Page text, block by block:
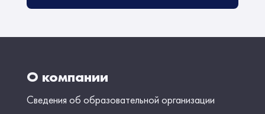
О компании
Сведения об образовательной организации